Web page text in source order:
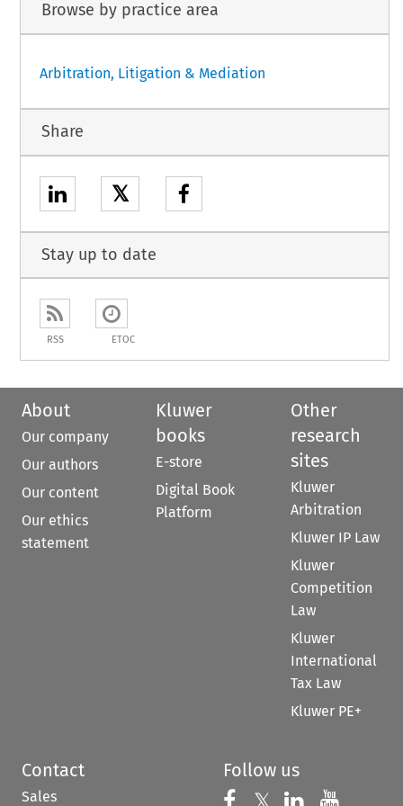
Browse by practice area
Arbitration, Litigation & Mediation
Share
𝕏
Stay up to date
RSS ETOC
About
Our company
Our authors
Our content
Our ethics
statement
Kluwer
books
E-store
Digital Book
Platform
Other
research
sites
Kluwer
Arbitration
Kluwer IP Law
Kluwer
Competition
Law
Kluwer
International
Tax Law
Kluwer PE+
Contact
Sales
Follow us
Follow us on
Follow us on
Follow us